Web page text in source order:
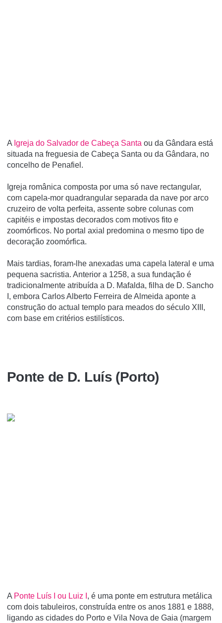
A Igreja do Salvador de Cabeça Santa ou da Gândara está
situada na freguesia de Cabeça Santa ou da Gândara, no
concelho de Penafiel.
Igreja românica composta por uma só nave rectangular,
com capela-mor quadrangular separada da nave por arco
cruzeiro de volta perfeita, assente sobre colunas com
capitéis e impostas decorados com motivos fito e
zoomórficos. No portal axial predomina o mesmo tipo de
decoração zoomórfica.
Mais tardias, foram-lhe anexadas uma capela lateral e uma
pequena sacristia. Anterior a 1258, a sua fundação é
tradicionalmente atribuída a D. Mafalda, filha de D. Sancho
I, embora Carlos Alberto Ferreira de Almeida aponte a
construção do actual templo para meados do século XIII,
com base em critérios estilísticos.
Ponte de D. Luí­s (Porto)
A Ponte Luí­s I ou Luiz I , é uma ponte em estrutura metálica
com dois tabuleiros, construí­da entre os anos 1881 e 1888,
ligando as cidades do Porto e Vila Nova de Gaia (margem